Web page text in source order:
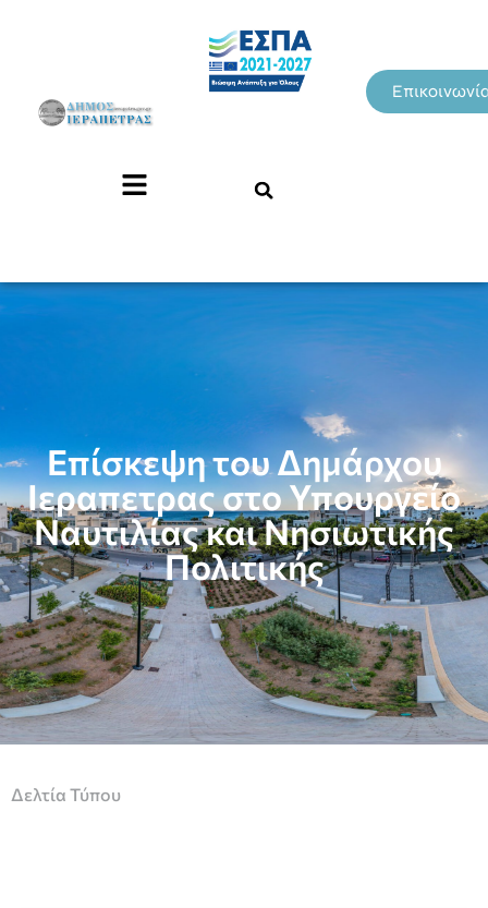
Επίσκεψη του Δημάρχου
Ιεραπετρας στο Υπουργείο
Ναυτιλίας και Νησιωτικής
Πολιτικής
Δελτία Τύπου